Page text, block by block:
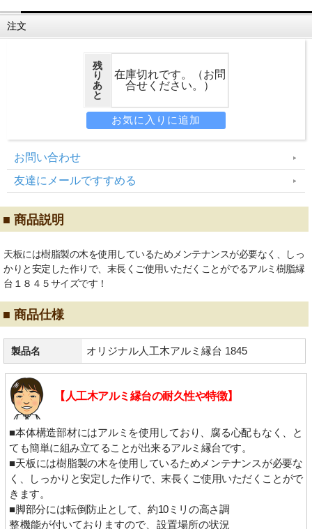
注文
残
り
あ
と
在庫切れです。（お問
合せください。）
お問い合わせ
友達にメールですすめる
■ 商品説明
天板には樹脂製の木を使用しているためメンテナンスが必要なく、しっ
かりと安定した作りで、末長くご使用いただくことがでるアルミ樹脂縁
台１８４５サイズです！
■ 商品仕様
製品名 オリジナル人工木アルミ縁台 1845
【人工木アルミ縁台の耐久性や特徴】
■本体構造部材にはアルミを使用しており、腐る心配もなく、と
ても簡単に組み立てることが出来るアルミ縁台です。
■天板には樹脂製の木を使用しているためメンテナンスが必要な
く、しっかりと安定した作りで、末長くご使用いただくことがで
きます。
■脚部分には転倒防止として、約10ミリの高さ調
整機能が付いておりますので、設置場所の状況